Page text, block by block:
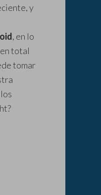
y
, en lo
total
tomar